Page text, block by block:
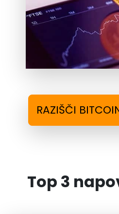
RAZIŠČI
Top 3